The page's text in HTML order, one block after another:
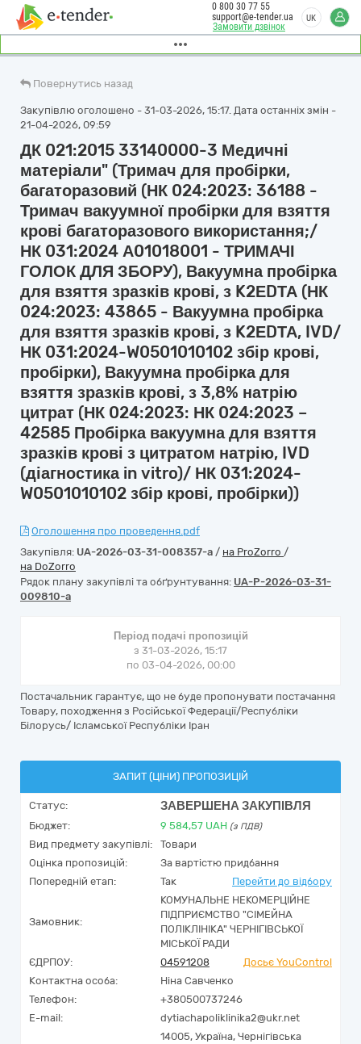
Замовити дзвінок
0 800 30 77 55
support@e-tender.ua
UK
Повернутись назад
Закупівлю оголошено - 31-03-2026, 15:17. Дата останніх змін -
21-04-2026, 09:59
ДК 021:2015 33140000-3 Медичні
матеріали" (Тримач для пробірки,
багаторазовий (НК 024:2023: 36188 -
Тримач вакуумної пробірки для взяття
крові багаторазового використання;/
НК 031:2024 А01018001 - ТРИМАЧІ
ГОЛОК ДЛЯ ЗБОРУ), Вакуумна пробірка
для взяття зразків крові, з K2ЕDТА (НК
024:2023: 43865 - Вакуумна пробірка
для взяття зразків крові, з K2ЕDТА, IVD/
НК 031:2024-W0501010102 збір крові,
пробірки), Вакуумна пробірка для
взяття зразків крові, з 3,8% натрію
цитрат (НК 024:2023: НК 024:2023 –
42585 Пробірка вакуумна для взяття
зразків крові з цитратом натрію, IVD
(діагностика in vitro)/ НК 031:2024-
W0501010102 збір крові, пробірки))
Оголошення про проведення.pdf
Закупівля: UA-2026-03-31-008357-a / на ProZorro /
на DoZorro
Рядок плану закупівлі та обґрунтування: UA-P-2026-03-31-
009810-a
Період подачі пропозицій
з 31-03-2026, 15:17
по 03-04-2026, 00:00
Постачальник гарантує, що не буде пропонувати постачання
Товару, походження з Російської Федерації/Республіки
Білорусь/ Ісламської Республіки Іран
ЗАПИТ (ЦІНИ) ПРОПОЗИЦІЙ
Статус: ЗАВЕРШЕНА ЗАКУПІВЛЯ
Бюджет: 9 584,57 UAH (з ПДВ)
Вид предмету закупівлі:
Товари
Оцінка пропозицій:
За вартістю придбання
Попередній етап:
Так Перейти до відбору
Замовник:
КОМУНАЛЬНЕ НЕКОМЕРЦІЙНЕ
ПІДПРИЄМСТВО "СІМЕЙНА
ПОЛІКЛІНІКА" ЧЕРНІГІВСЬКОЇ
МІСЬКОЇ РАДИ
ЄДРПОУ:
04591208
Досьє YouControl
Контактна особа:
Ніна Савченко
Телефон:
+380500737246
E-mail:
dytiachapoliklinika2@ukr.net
14005, Україна, Чернігівська